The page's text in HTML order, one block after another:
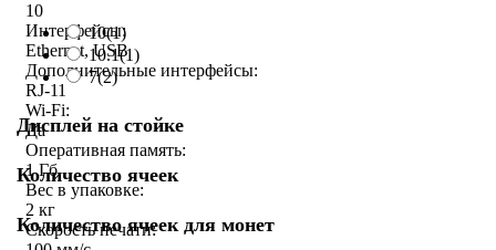
10(1)
10.1(1)
7(2)
Дисплей на стойке
Количество ячеек
Количество ячеек для монет
10
Интерфейсы:
Ethernet, USB
Дополнительные интерфейсы:
RJ-11
Wi-Fi:
Да
Оперативная память:
1 Гб
Вес в упаковке:
2 кг
Скорость печати: